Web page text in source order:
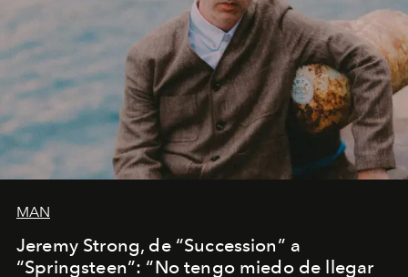
MAN
Jeremy Strong, de “Succession” a
“Springsteen”: “No tengo miedo de llegar